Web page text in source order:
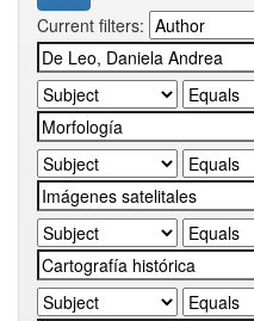
Current filters: